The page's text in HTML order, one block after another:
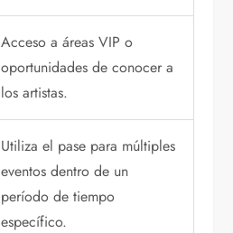
Acceso a áreas VIP o
oportunidades de conocer a
los artistas.
Utiliza el pase para múltiples
eventos dentro de un
período de tiempo
específico.